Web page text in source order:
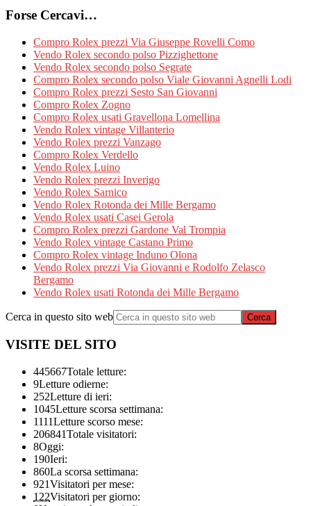
Forse Cercavi…
Compro Rolex prezzi Via Giuseppe Rovelli Como
Vendo Rolex secondo polso Pizzighettone
Vendo Rolex secondo polso Segrate
Compro Rolex secondo polso Viale Giovanni Agnelli Lodi
Compro Rolex prezzi Sesto San Giovanni
Compro Rolex Zogno
Compro Rolex usati Gravellona Lomellina
Vendo Rolex vintage Villanterio
Vendo Rolex prezzi Vanzago
Compro Rolex Verdello
Vendo Rolex Luino
Vendo Rolex prezzi Inverigo
Vendo Rolex Sarnico
Vendo Rolex Rotonda dei Mille Bergamo
Vendo Rolex usati Casei Gerola
Compro Rolex prezzi Gardone Val Trompia
Vendo Rolex vintage Castano Primo
Compro Rolex vintage Induno Olona
Vendo Rolex prezzi Via Giovanni e Rodolfo Zelasco
Bergamo
Vendo Rolex usati Rotonda dei Mille Bergamo
Cerca in questo sito web
VISITE DEL SITO
445667Totale letture:
9Letture odierne:
252Letture di ieri:
1045Letture scorsa settimana:
1111Letture scorso mese:
206841Totale visitatori:
8Oggi:
190Ieri:
860La scorsa settimana:
921Visitatori per mese:
122Visitatori per giorno: